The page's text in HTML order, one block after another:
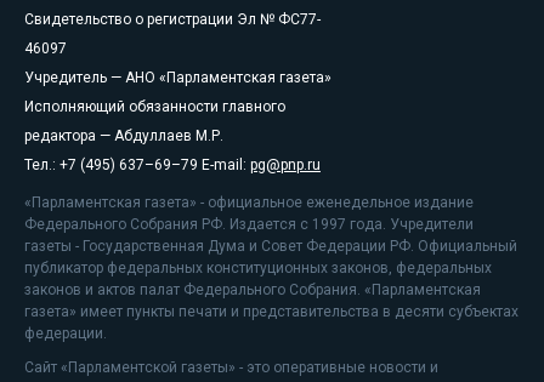
Свидетельство о регистрации Эл № ФС77-
46097
Учредитель — АНО «Парламентская газета»
Исполняющий обязанности главного
редактора — Абдуллаев М.Р.
Тел.: +7 (495) 637–69–79 E-mail: pg@pnp.ru
«Парламентская газета» - официальное еженедельное издание
Федерального Собрания РФ. Издается с 1997 года. Учредители
газеты - Государственная Дума и Совет Федерации РФ. Официальный
публикатор федеральных конституционных законов, федеральных
законов и актов палат Федерального Собрания. «Парламентская
газета» имеет пункты печати и представительства в десяти субъектах
федерации.
Сайт «Парламентской газеты» - это оперативные новости и